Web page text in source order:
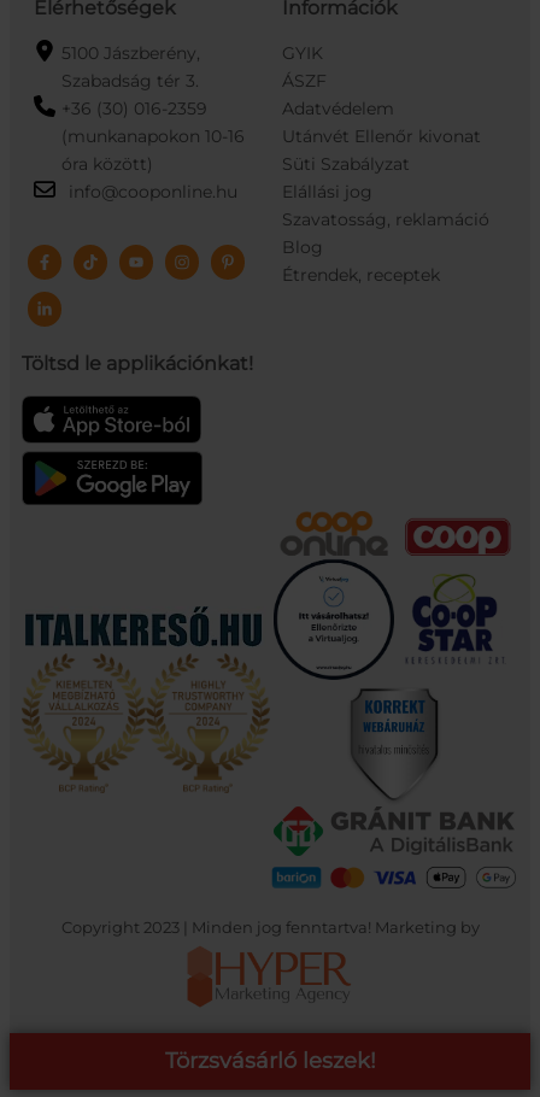
Elérhetőségek
5100 Jászberény,
Szabadság tér 3.
+36 (30) 016-2359
(munkanapokon 10-16
óra között)
info@cooponline.hu
Töltsd le applikációnkat!
Információk
GYIK
ÁSZF
Adatvédelem
Utánvét Ellenőr kivonat
Süti Szabályzat
Elállási jog
Szavatosság, reklamáció
Blog
Étrendek, receptek
Copyright 2023 | Minden jog fenntartva! Marketing by
Törzsvásárló leszek!